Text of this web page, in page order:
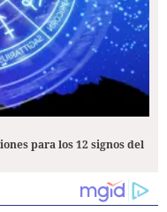
para los 12 signos del